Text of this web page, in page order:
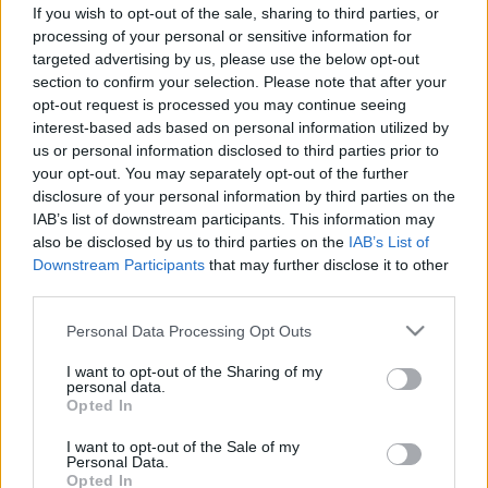
If you wish to opt-out of the sale, sharing to third parties, or
processing of your personal or sensitive information for
targeted advertising by us, please use the below opt-out
section to confirm your selection. Please note that after your
opt-out request is processed you may continue seeing
interest-based ads based on personal information utilized by
us or personal information disclosed to third parties prior to
your opt-out. You may separately opt-out of the further
disclosure of your personal information by third parties on the
IAB’s list of downstream participants. This information may
also be disclosed by us to third parties on the IAB’s List of
Downstream Participants that may further disclose it to other
Please note that this website/app uses one or more Google
not limited to your visit or usage behaviour. You may click to
grant or deny consent to Google and its third-party tags to
use your data for below specified purposes in below Google
consent section.
Personal Data Processing Opt Outs
I want to opt-out of the Sharing of my
personal data.
Opted In
I want to opt-out of the Sale of my
Personal Data.
Opted In
védhet